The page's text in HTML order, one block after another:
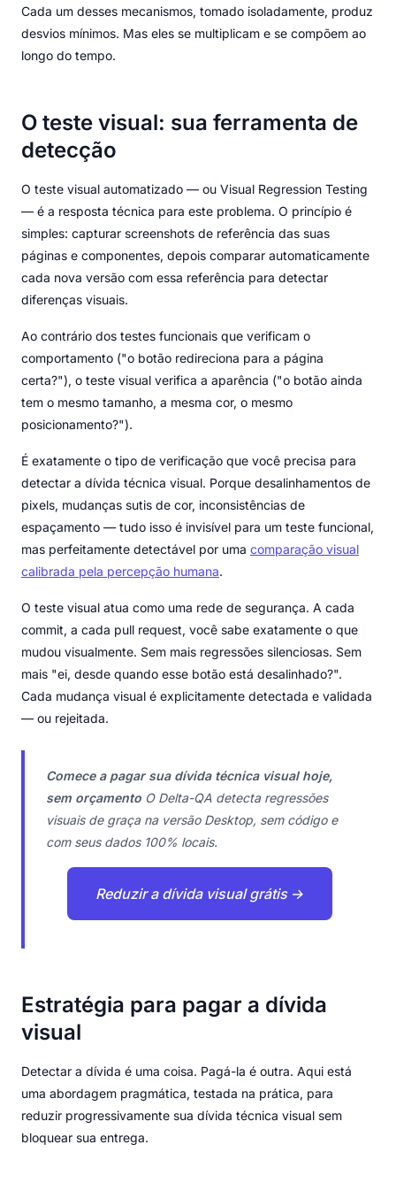
Cada um desses mecanismos, tomado isoladamente, produz
desvios mínimos. Mas eles se multiplicam e se compõem ao
longo do tempo.
O teste visual: sua ferramenta de
detecção
O teste visual automatizado — ou Visual Regression Testing
— é a resposta técnica para este problema. O princípio é
simples: capturar screenshots de referência das suas
páginas e componentes, depois comparar automaticamente
cada nova versão com essa referência para detectar
diferenças visuais.
Ao contrário dos testes funcionais que verificam o
comportamento ("o botão redireciona para a página
certa?"), o teste visual verifica a aparência ("o botão ainda
tem o mesmo tamanho, a mesma cor, o mesmo
posicionamento?").
É exatamente o tipo de verificação que você precisa para
detectar a dívida técnica visual. Porque desalinhamentos de
pixels, mudanças sutis de cor, inconsistências de
espaçamento — tudo isso é invisível para um teste funcional,
mas perfeitamente detectável por uma comparação visual
calibrada pela percepção humana.
O teste visual atua como uma rede de segurança. A cada
commit, a cada pull request, você sabe exatamente o que
mudou visualmente. Sem mais regressões silenciosas. Sem
mais "ei, desde quando esse botão está desalinhado?".
Cada mudança visual é explicitamente detectada e validada
— ou rejeitada.
Comece a pagar sua dívida técnica visual hoje,
sem orçamento O Delta-QA detecta regressões
visuais de graça na versão Desktop, sem código e
com seus dados 100% locais.
Reduzir a dívida visual grátis →
Estratégia para pagar a dívida
visual
Detectar a dívida é uma coisa. Pagá-la é outra. Aqui está
uma abordagem pragmática, testada na prática, para
reduzir progressivamente sua dívida técnica visual sem
bloquear sua entrega.